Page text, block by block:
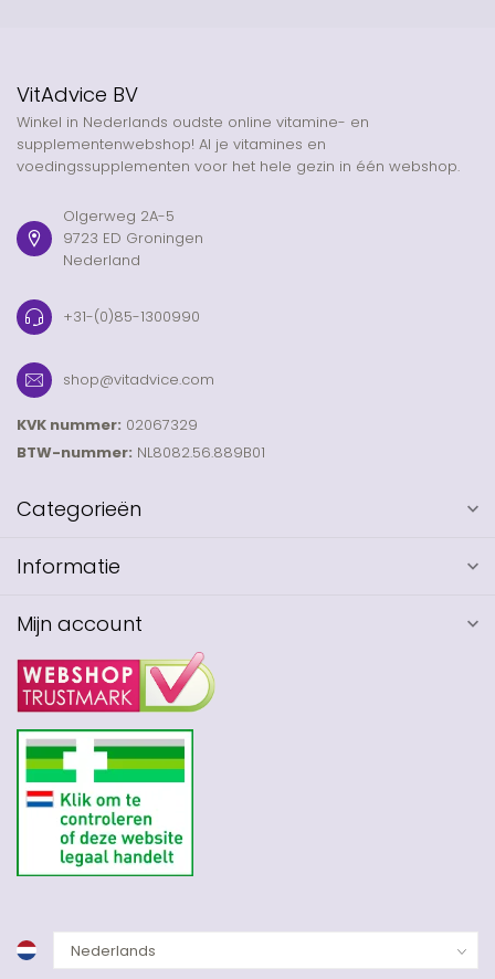
VitAdvice BV
Winkel in Nederlands oudste online vitamine- en
supplementenwebshop! Al je vitamines en
voedingssupplementen voor het hele gezin in één webshop.
Olgerweg 2A-5
9723 ED Groningen
Nederland
+31-(0)85-1300990
shop@vitadvice.com
KVK nummer: 02067329
BTW-nummer: NL8082.56.889B01
Categorieën
Informatie
Mijn account